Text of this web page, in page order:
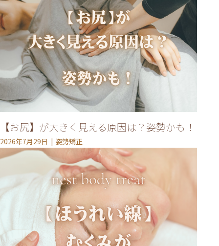
【お尻】が大きく見える原因は？姿勢かも！
2026年7月29日 姿勢矯正